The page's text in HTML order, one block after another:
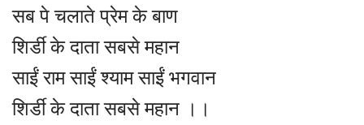
सब पे चलाते प्रेम के बाण
शिर्डी के दाता सबसे महान
साईं राम साईं श्याम साईं भगवान
शिर्डी के दाता सबसे महान ।।